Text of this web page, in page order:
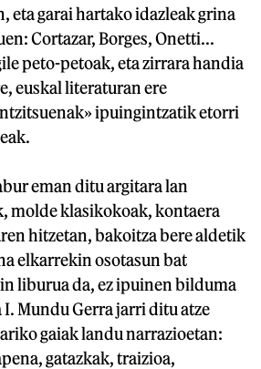
eta garai hartako idazleak grina
Cortazar, Borges, Onetti...
peto-petoak, eta zirrara handia
euskal literaturan ere
ipuingintzatik etorri
eman ditu argitara lan
molde klasikokoak, kontaera
hitzetan, bakoitza bere aldetik
elkarrekin osotasun bat
liburua da, ez ipuinen bilduma
I. Mundu Gerra jarri ditu atze
gaiak landu narrazioetan:
gatazkak, traizioa,